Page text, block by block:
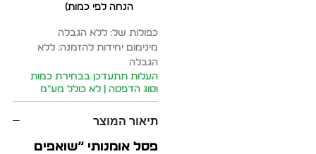
הנחה לפי כמות)
כפולות של: ללא הגבלה
מינימום יחידות להזמנה: ללא
הגבלה
העלות תתעדכן בבחירת כמות
וסוג הדפסה | לא כולל מע״מ
תיאור המוצר
פסל אומנותי “שואפים